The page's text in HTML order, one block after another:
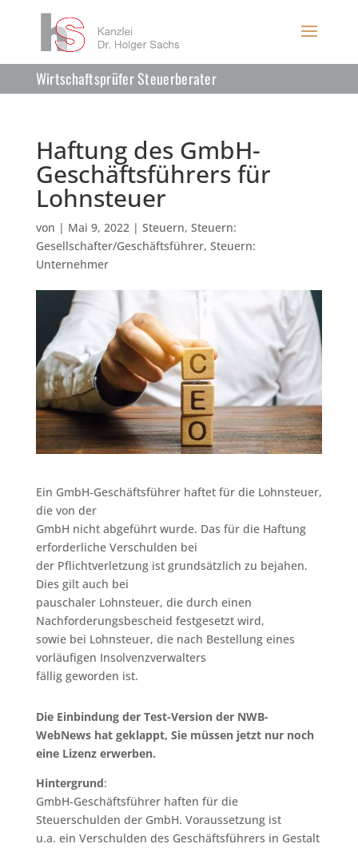
Wirtschaftsprüfer Steuerberater
Haftung des GmbH-
Geschäftsführers für
Lohnsteuer
von | Mai 9, 2022| Steuern, Steuern:
Gesellschafter/Geschäftsführer, Steuern:
Unternehmer
Ein GmbH-Geschäftsführer haftet für die Lohnsteuer,
die von der
GmbH nicht abgeführt wurde. Das für die Haftung
erforderliche Verschulden bei
der Pflichtverletzung ist grundsätzlich zu bejahen.
Dies gilt auch bei
pauschaler Lohnsteuer, die durch einen
Nachforderungsbescheid festgesetzt wird,
sowie bei Lohnsteuer, die nach Bestellung eines
vorläufigen Insolvenzverwalters
fällig geworden ist.
Die Einbindung der Test-Version der NWB-
WebNews hat geklappt, Sie müssen jetzt nur noch
eine Lizenz erwerben.
Hintergrund:
GmbH-Geschäftsführer haften für die
Steuerschulden der GmbH. Voraussetzung ist
u.a. ein Verschulden des Geschäftsführers in Gestalt